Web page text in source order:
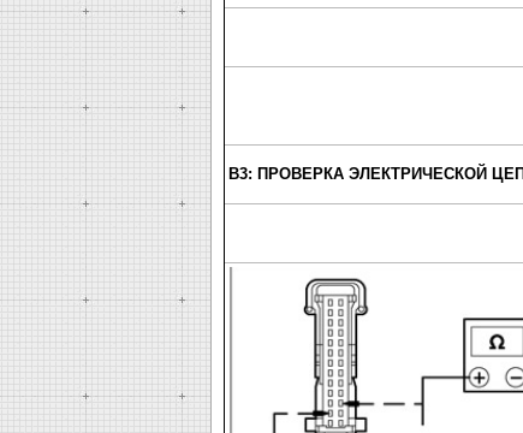
B3: ПРОВЕРКА ЭЛЕКТРИЧЕСКОЙ